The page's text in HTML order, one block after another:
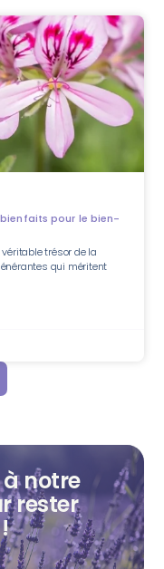
pour le bien-
trésor de la
qui méritent
notre
rester